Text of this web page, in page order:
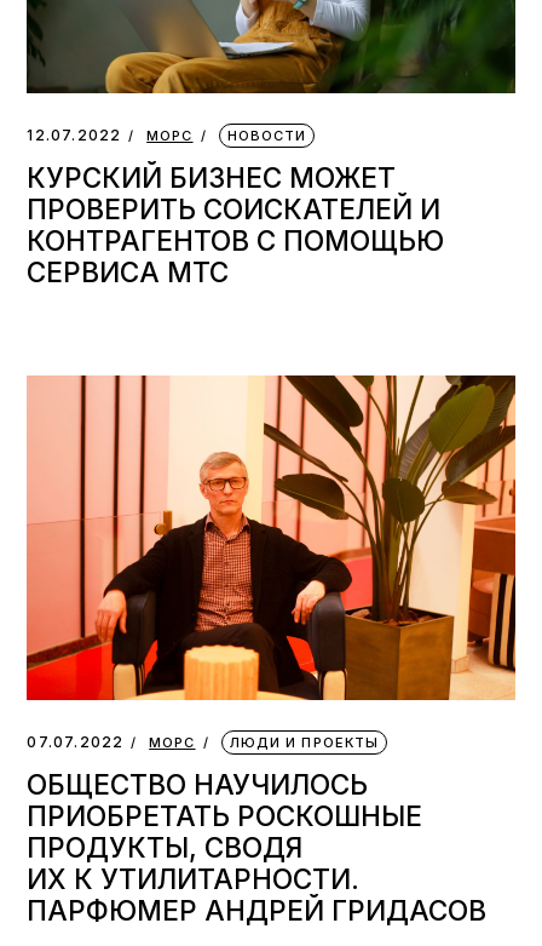
12.07.2022 МОРС НОВОСТИ
КУРСКИЙ БИЗНЕС МОЖЕТ
ПРОВЕРИТЬ СОИСКАТЕЛЕЙ И
КОНТРАГЕНТОВ С ПОМОЩЬЮ
СЕРВИСА МТС
07.07.2022 МОРС ЛЮДИ И ПРОЕКТЫ
ОБЩЕСТВО НАУЧИЛОСЬ
ПРИОБРЕТАТЬ РОСКОШНЫЕ
ПРОДУКТЫ, СВОДЯ
ИХ К УТИЛИТАРНОСТИ.
ПАРФЮМЕР АНДРЕЙ ГРИДАСОВ